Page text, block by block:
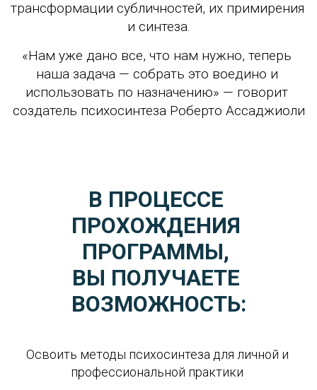
трансформации субличностей, их примирения
и синтеза.
«Нам уже дано все, что нам нужно, теперь
наша задача — собрать это воедино и
использовать по назначению» — говорит
создатель психосинтеза Роберто Ассаджиоли
В ПРОЦЕССЕ
ПРОХОЖДЕНИЯ
ПРОГРАММЫ,
ВЫ ПОЛУЧАЕТЕ
ВОЗМОЖНОСТЬ:
Освоить методы психосинтеза для личной и
профессиональной практики